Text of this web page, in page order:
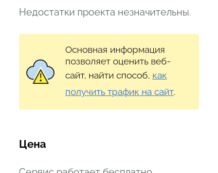
Недостатки проекта незначительны.
Основная информация
позволяет оценить веб-
сайт, найти способ, как
получить трафик на сайт.
Цена